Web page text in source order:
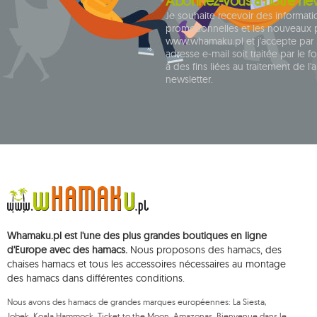
Je souhaite recevoir des
promotionnelles et les nouveaux
www.whamaku.pl et j'accepte
adresse e-mail soit traitée par le
à des fins liées au traitement de
newsletter.
Whamaku.pl est l'une des plus grandes boutiques en ligne
d'Europe avec des hamacs. Nous proposons des hamacs, des
chaises hamacs et tous les accessoires nécessaires au montage
des hamacs dans différentes conditions.
Nous avons des hamacs de grandes marques européennes: La Siesta,